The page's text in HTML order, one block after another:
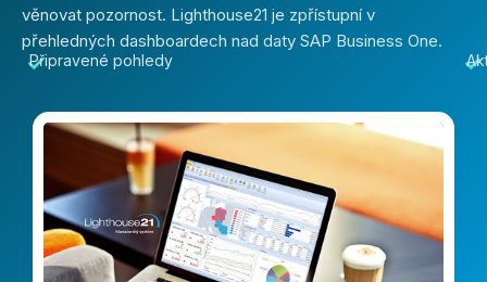
věnovat pozornost. Lighthouse21 je zpřístupní v
přehledných dashboardech nad daty SAP Business One.
Připravené pohledy